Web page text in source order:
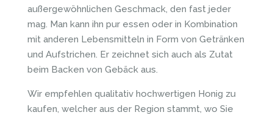
außergewöhnlichen Geschmack, den fast jeder
mag. Man kann ihn pur essen oder in Kombination
mit anderen Lebensmitteln in Form von Getränken
und Aufstrichen. Er zeichnet sich auch als Zutat
beim Backen von Gebäck aus.
Wir empfehlen qualitativ hochwertigen Honig zu
kaufen, welcher aus der Region stammt, wo Sie